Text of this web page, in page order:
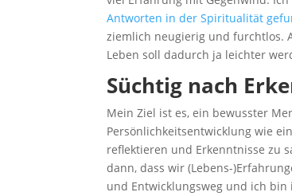
Antworten in der Spiritualität
ziemlich neugierig und furchtlos.
Leben soll dadurch ja leichter
Süchtig nach
Mein Ziel ist es, ein bewusster
Persönlichkeitsentwicklung wie
reflektieren und Erkenntnisse zu
dann, dass wir (Lebens-
und Entwicklungsweg und ich bin